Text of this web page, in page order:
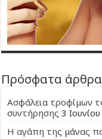
Πρόσφατα άρθρα
Ασφάλεια τροφίμων
συντήρησης 3
Η αγάπη της μάνας